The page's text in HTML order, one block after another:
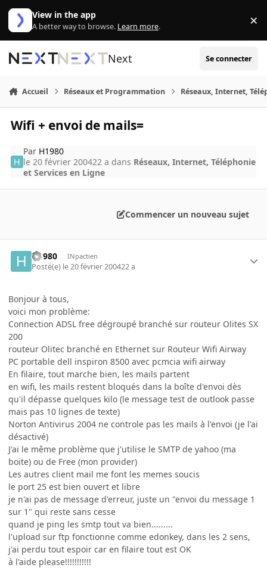
Aller au contenu
View in the app
A better way to browse. Learn more. ×
Next Se connecter
Accueil Réseaux et Programmation Réseaux, Internet,
Wifi + envoi de mails=
Par H1980
le 20 février 200422 a dans Réseaux, Internet, Téléphonie
et Services en Ligne
Commencer un nouveau sujet
H1980 INpactien
Posté(e) le 20 février 200422 a
Bonjour à tous,
voici mon problème:
Connection ADSL free dégroupé branché sur routeur Olites SX
200
routeur Olitec branché en Ethernet sur Routeur Wifi Airway
PC portable dell inspiron 8500 avec pcmcia wifi airway
En filaire, tout marche bien, les mails partent
en wifi, les mails restent bloqués dans la boîte d'envoi dès
qu'il dépasse quelques kilo (le message test de outlook passe
mais pas 10 lignes de texte)
Norton Antivirus 2004 ne controle pas les mails à l'envoi (je l'ai
désactivé)
J'ai le même problème que j'utilise le SMTP de yahoo (ma
boite) ou de Free (mon provider)
Les autres client mail me font les memes soucis
le port 25 est bien ouvert et libre
je n'ai pas de message d'erreur, juste un "envoi du message 1
sur 1" qui reste sans cesse
quand je ping les smtp tout va bien.........
l'upload sur ftp fonctionne comme edonkey, dans les 2 sens,
j'ai perdu tout espoir car en filaire tout est OK
à l'aide please!!!!!!!!!!!